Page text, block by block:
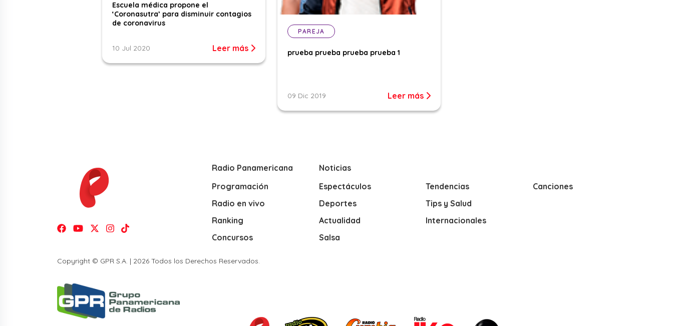
Escuela médica propone el
‘Coronasutra’ para disminuir contagios
de coronavirus
10 Jul 2020 Leer más
PAREJA
prueba prueba prueba prueba 1
09 Dic 2019 Leer más
Radio Panamericana
Programación
Radio en vivo
Ranking
Concursos
Noticias
Espectáculos
Deportes
Actualidad
Salsa
Tendencias
Tips y Salud
Internacionales
Canciones
Copyright © GPR S.A. | 2026 Todos los Derechos Reservados.